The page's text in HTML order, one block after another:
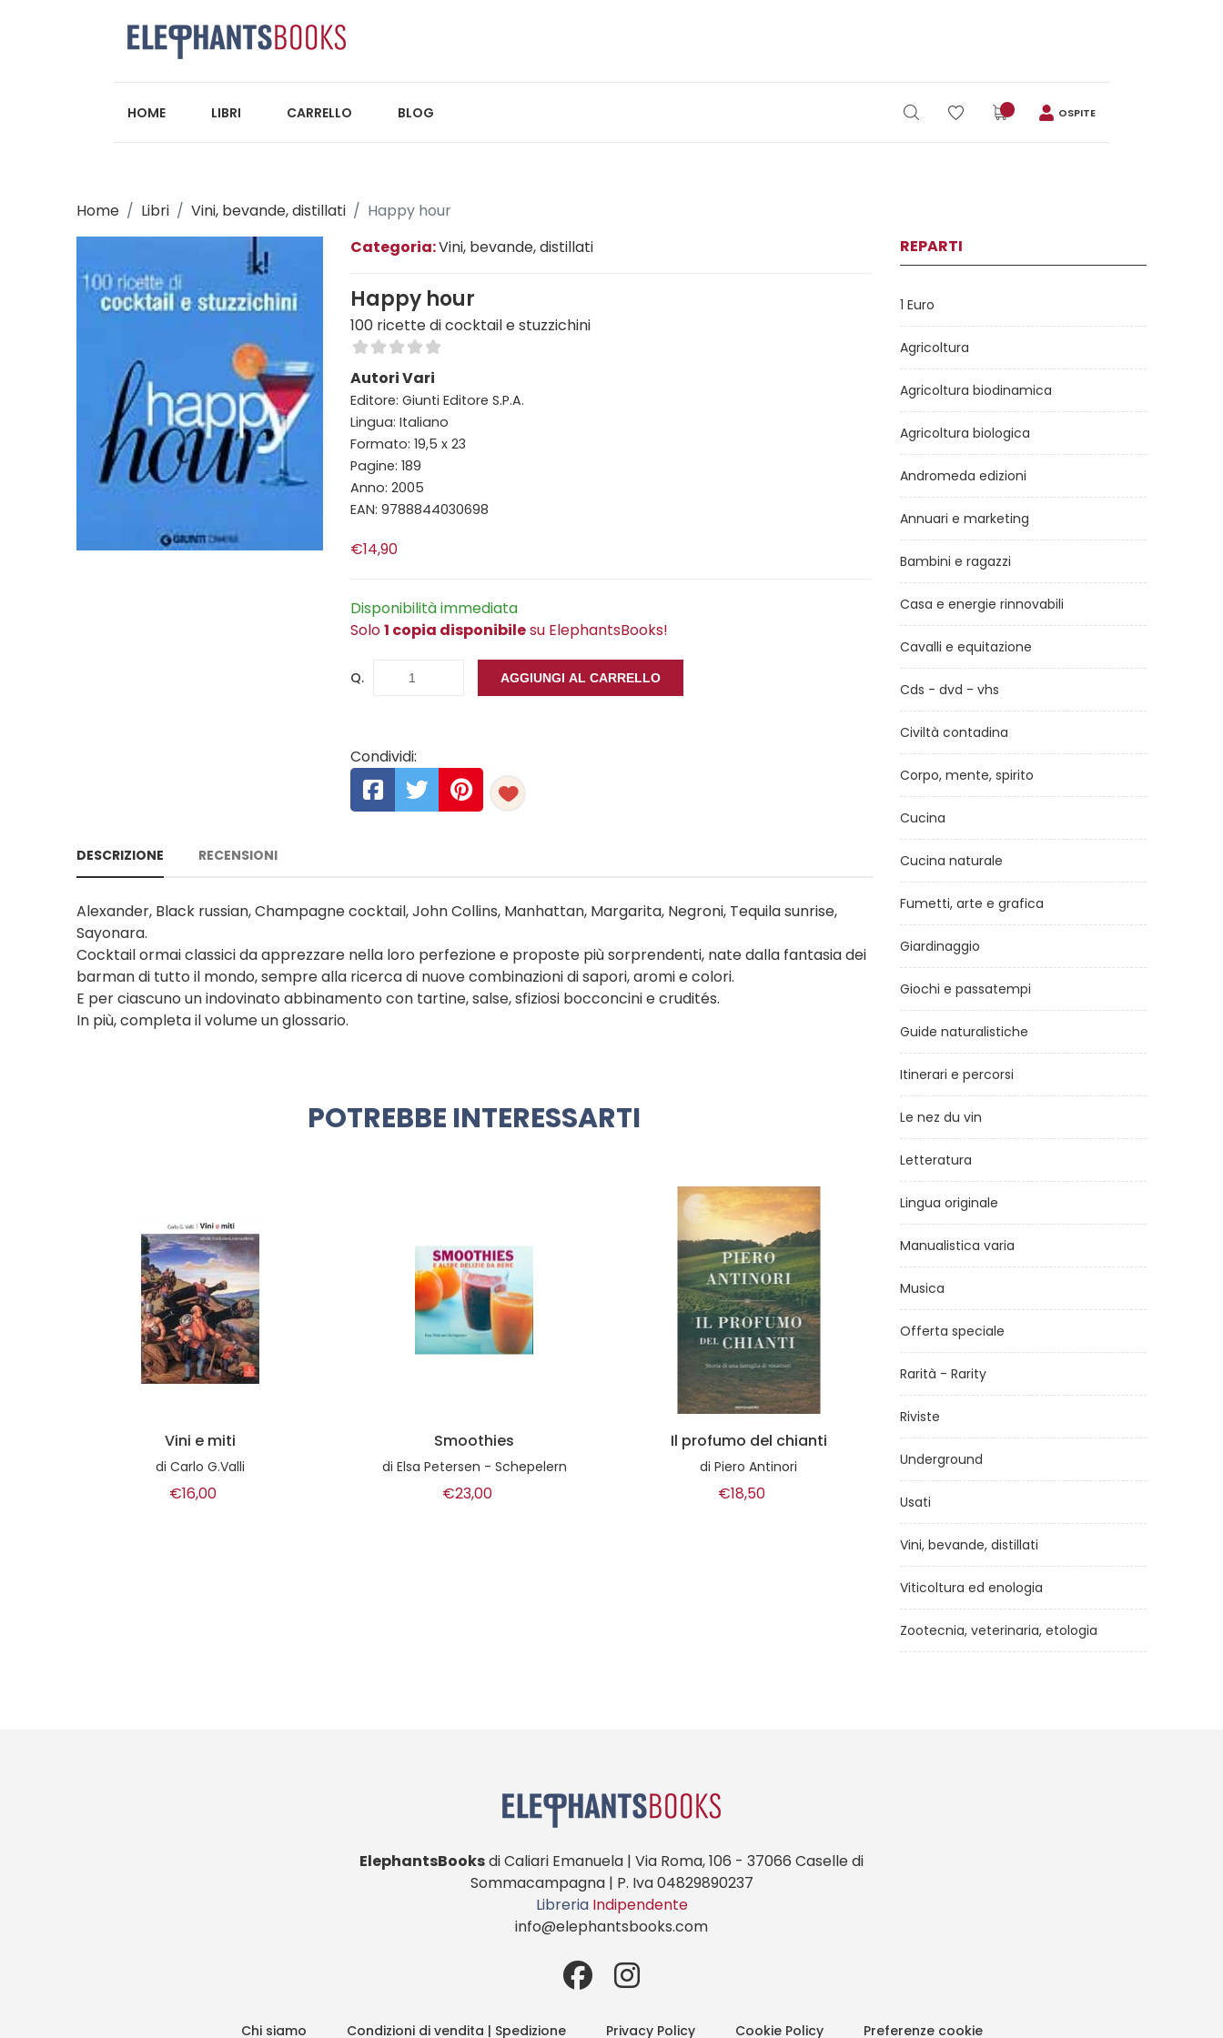
HOME LIBRI CARRELLO BLOG OSPITE
Home Libri Vini, bevande, distillati
Happy hour
Categoria:Vini, bevande, distillati
Happy hour
100 ricette di cocktail e stuzzichini
Autori Vari
Editore: Giunti Editore S.P.A.
Lingua: Italiano
Formato: 19,5 x 23
Pagine: 189
Anno: 2005
EAN: 9788844030698
€14,90
Disponibilità immediata
Solo1 copia disponibilesu ElephantsBooks!
Q. AGGIUNGI AL CARRELLO
Condividi:
DESCRIZIONE RECENSIONI
Alexander, Black russian, Champagne cocktail, John Collins, Manhattan, Margarita, Negroni, Tequila sunrise,
Sayonara.
Cocktail ormai classici da apprezzare nella loro perfezione e proposte più sorprendenti, nate dalla fantasia dei
barman di tutto il mondo, sempre alla ricerca di nuove combinazioni di sapori, aromi e colori.
E per ciascuno un indovinato abbinamento con tartine, salse, sfiziosi bocconcini e crudités.
In più, completa il volume un glossario.
POTREBBE INTERESSARTI
Smoothies
Elsa Petersen - Schepelern
€23,00
Il profumo del chianti
diPiero Antinori
€18,50
L'anima dell'Amarone
di Fabrizio Plessi
€38,00
Le birre del Belgio II
di
REPARTI
1 Euro
Agricoltura
Agricoltura biodinamica
Agricoltura biologica
Andromeda edizioni
Annuari e marketing
Bambini e ragazzi
Casa e energie rinnovabili
Cavalli e equitazione
Cds - dvd - vhs
Civiltà contadina
Corpo, mente, spirito
Cucina
Cucina naturale
Fumetti, arte e grafica
Giardinaggio
Giochi e passatempi
Guide naturalistiche
Itinerari e percorsi
Le nez du vin
Letteratura
Lingua originale
Manualistica varia
Musica
Offerta speciale
Rarità - Rarity
Riviste
Underground
Usati
Vini, bevande, distillati
Viticoltura ed enologia
Zootecnia, veterinaria, etologia
ElephantsBooksdi Caliari Emanuela | Via Roma, 106 - 37066 Caselle di
Sommacampagna | P. Iva 04829890237
Libreria Indipendente
info@elephantsbooks.com
Chi siamo Condizioni di vendita | Spedizione Privacy Policy Cookie Policy Preferenze cookie